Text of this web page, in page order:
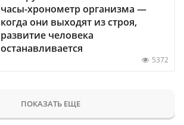
часы-хронометр организма —
когда они выходят из строя,
развитие человека
останавливается
5372
ПОКАЗАТЬ ЕЩЕ